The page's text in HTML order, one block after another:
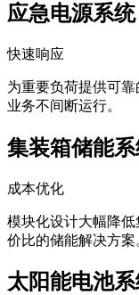
应急电源系统
快速响应
为重要负荷提供可
业务不间断运行。
集装箱储能
成本优化
模块化设计大幅降
价比的储能解决方案
太阳能电池